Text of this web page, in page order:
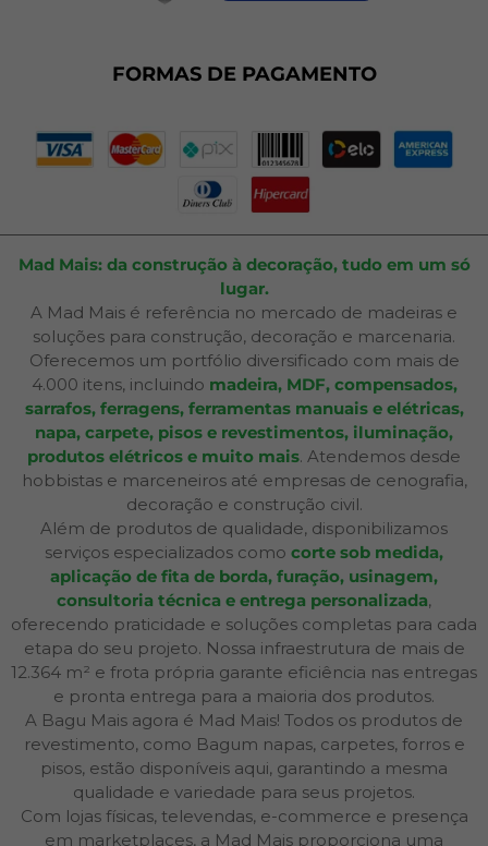
Plano de CorteFORMAS DE PAGAMENTO
Mad Mais: da construção à decoração, tudo em um só
lugar.
A Mad Mais é referência no mercado de madeiras e
soluções para construção, decoração e marcenaria.
Oferecemos um portfólio diversificado com mais de
4.000 itens, incluindo madeira, MDF, compensados,
sarrafos, ferragens, ferramentas manuais e elétricas,
napa, carpete, pisos e revestimentos, iluminação,
produtos elétricos e muito mais. Atendemos desde
hobbistas e marceneiros até empresas de cenografia,
decoração e construção civil.
Além de produtos de qualidade, disponibilizamos
serviços especializados como corte sob medida,
aplicação de fita de borda, furação, usinagem,
consultoria técnica e entrega personalizada,
oferecendo praticidade e soluções completas para cada
etapa do seu projeto. Nossa infraestrutura de mais de
12.364 m² e frota própria garante eficiência nas entregas
e pronta entrega para a maioria dos produtos.
A Bagu Mais agora é Mad Mais! Todos os produtos de
revestimento, como Bagum napas, carpetes, forros e
pisos, estão disponíveis aqui, garantindo a mesma
qualidade e variedade para seus projetos.
Com lojas físicas, televendas, e-commerce e presença
em marketplaces, a Mad Mais proporciona uma